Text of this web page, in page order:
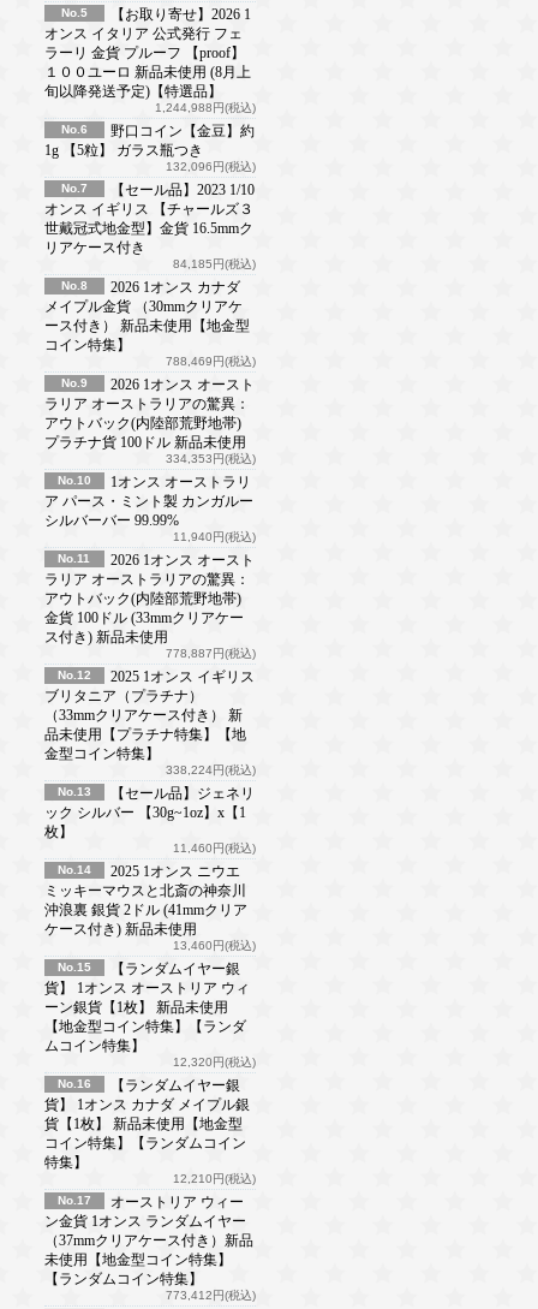
No.5
【お取り寄せ】2026 1
オンス イタリア 公式発行 フェ
ラーリ 金貨 プルーフ 【proof】
１００ユーロ 新品未使用 (8月上
旬以降発送予定)【特選品】
1,244,988円(税込)
No.6
野口コイン【金豆】約
1g 【5粒】 ガラス瓶つき
132,096円(税込)
No.7
【セール品】2023 1/10
オンス イギリス 【チャールズ３
世戴冠式地金型】金貨 16.5mmク
リアケース付き
84,185円(税込)
No.8
2026 1オンス カナダ
メイプル金貨 （30mmクリアケ
ース付き） 新品未使用【地金型
コイン特集】
788,469円(税込)
No.9
2026 1オンス オースト
ラリア オーストラリアの驚異：
アウトバック(内陸部荒野地帯)
プラチナ貨 100ドル 新品未使用
334,353円(税込)
No.10
1オンス オーストラリ
ア パース・ミント製 カンガルー
シルバーバー 99.99%
11,940円(税込)
No.11
2026 1オンス オースト
ラリア オーストラリアの驚異：
アウトバック(内陸部荒野地帯)
金貨 100ドル (33mmクリアケー
ス付き) 新品未使用
778,887円(税込)
No.12
2025 1オンス イギリス
ブリタニア（プラチナ）
（33mmクリアケース付き） 新
品未使用【プラチナ特集】【地
金型コイン特集】
338,224円(税込)
No.13
【セール品】ジェネリ
ック シルバー 【30g~1oz】x【1
枚】
11,460円(税込)
No.14
2025 1オンス ニウエ
ミッキーマウスと北斎の神奈川
沖浪裏 銀貨 2ドル (41mmクリア
ケース付き) 新品未使用
13,460円(税込)
No.15
【ランダムイヤー銀
貨】 1オンス オーストリア ウィ
ーン銀貨【1枚】 新品未使用
【地金型コイン特集】【ランダ
ムコイン特集】
12,320円(税込)
No.16
【ランダムイヤー銀
貨】 1オンス カナダ メイプル銀
貨【1枚】 新品未使用【地金型
コイン特集】【ランダムコイン
特集】
12,210円(税込)
No.17
オーストリア ウィー
ン金貨 1オンス ランダムイヤー
（37mmクリアケース付き）新品
未使用【地金型コイン特集】
【ランダムコイン特集】
773,412円(税込)